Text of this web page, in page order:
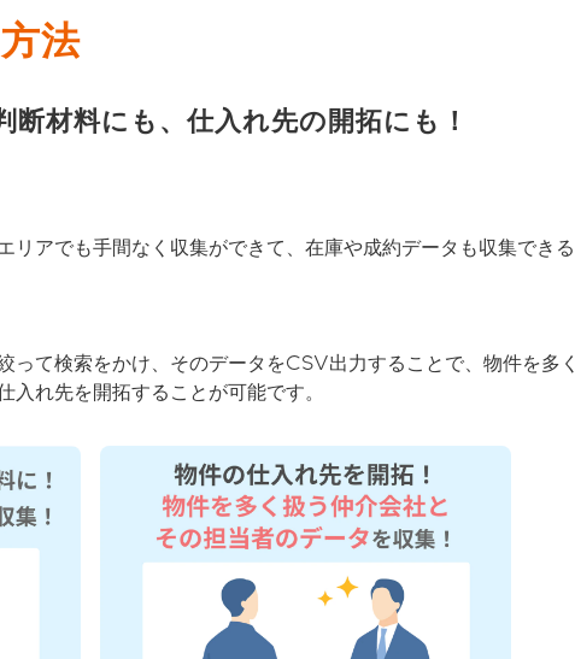
法
断材料にも、仕入れ先の開拓にも！
リアでも手間なく収集ができて、在庫や成約データも収集でき
って検索をかけ、そのデータをCSV出力することで、物件を多
入れ先を開拓することが可能です。